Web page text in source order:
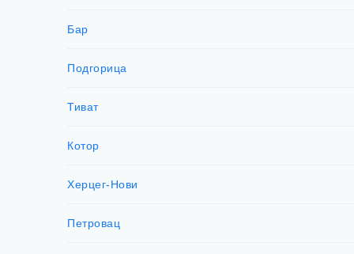
Бар
Подгорица
Тиват
Котор
Херцег-Нови
Петровац